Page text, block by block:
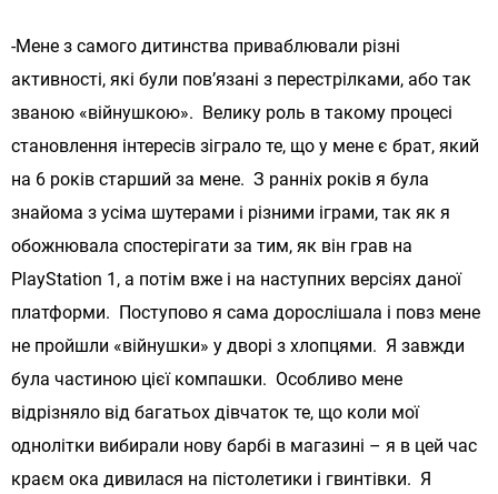
-Мене з самого дитинства приваблювали різні
активності, які були пов’язані з перестрілками, або так
званою «війнушкою». Велику роль в такому процесі
становлення інтересів зіграло те, що у мене є брат, який
на 6 років старший за мене. З ранніх років я була
знайома з усіма шутерами і різними іграми, так як я
обожнювала спостерігати за тим, як він грав на
PlayStation 1, а потім вже і на наступних версіях даної
платформи. Поступово я сама дорослішала і повз мене
не пройшли «війнушки» у дворі з хлопцями. Я завжди
була частиною цієї компашки. Особливо мене
відрізняло від багатьох дівчаток те, що коли мої
однолітки вибирали нову барбі в магазині – я в цей час
краєм ока дивилася на пістолетики і гвинтівки. Я